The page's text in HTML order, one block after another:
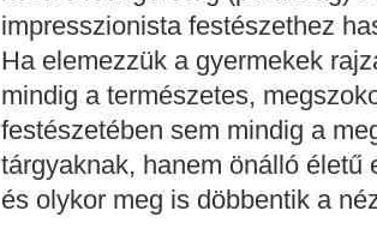
impresszionista festészethez
Ha elemezzük a gyermekek
mindig a természetes,
festészetében sem mindig a
tárgyaknak, hanem önálló
és olykor meg is döbbentik a